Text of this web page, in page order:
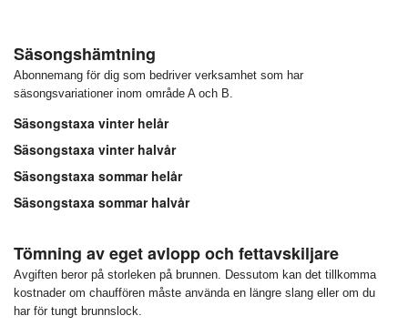
Säsongshämtning
Abonnemang för dig som bedriver verksamhet som har
säsongsvariationer inom område A och B.
Säsongstaxa vinter helår
Säsongstaxa vinter halvår
Säsongstaxa sommar helår
Säsongstaxa sommar halvår
Tömning av eget avlopp och fettavskiljare
Avgiften beror på storleken på brunnen. Dessutom kan det tillkomma
kostnader om chauffören måste använda en längre slang eller om du
har för tungt brunnslock.